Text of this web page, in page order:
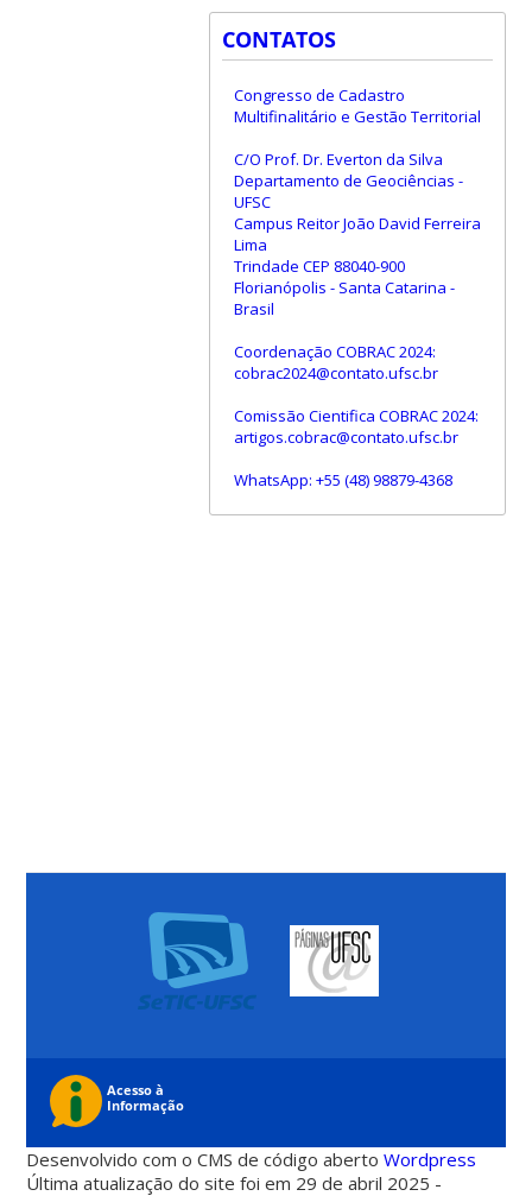
CONTATOS
Congresso de Cadastro
Multifinalitário e Gestão Territorial
C/O Prof. Dr. Everton da Silva
Departamento de Geociências -
UFSC
Campus Reitor João David Ferreira
Lima
Trindade CEP 88040-900
Florianópolis - Santa Catarina -
Brasil
Coordenação COBRAC 2024:
cobrac2024@contato.ufsc.br
Comissão Cientifica COBRAC 2024:
artigos.cobrac@contato.ufsc.br
WhatsApp: +55 (48) 98879-4368
Desenvolvido com o CMS de código abertoWordpress
Última atualização do site foi em 29 de abril 2025 -